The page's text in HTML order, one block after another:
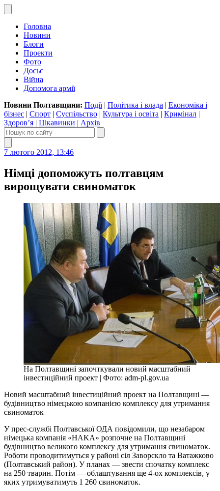
Головна
Новини
Блоги
Проекти
Фото
Досьє
Війна
Допомога армії
Новини Полтавщини: Події| Політика і влада | Економіка і
бізнес | Спорт | Суспільство | Культура і освіта | Кримінал |
Здоров’я | Цікавинки | Архів
7 лютого 2012, 13:46
Німці допоможуть полтавцям
вирощувати свиноматок
На Полтавщині започткували новий масштабний
інвестиційний проект | Фото: adm-pl.gov.ua
Новий масштабний інвестиційний проект на Полтавщині —
будівництво німецькою компанією комплексу для утримання
свиноматок
У прес-службі Полтавської ОДА повідомили, що незабаром
німецька компанія «HAKA» розпочне на Полтавщині
будівництво великого комплексу для утримання свиноматок.
Роботи проводитимуться у районі сіл Заворскло та Ватажково
(Полтавський район). У планах — звести спочатку комплекс
на 250 тварин. Потім — облаштування ще 4-ох комплексів, у
яких утримуватимуть 1 260 свиноматок.